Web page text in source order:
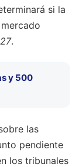
si la
.
y 500
las
pendiente
los tribunales